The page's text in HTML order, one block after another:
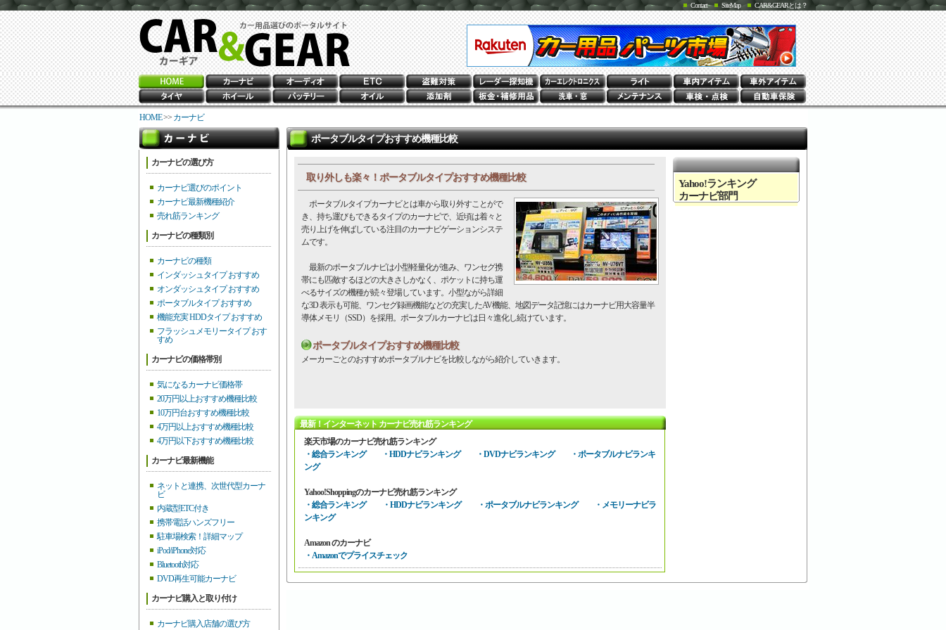
CAR&GEARとは？
SiteMap
Contact
HOME>> カーナビ
カーナビの選び方
カーナビ選びのポイント
カーナビ最新機種紹介
売れ筋ランキング
カーナビの種類別
カーナビの種類
インダッシュタイプ おすすめ
オンダッシュタイプ おすすめ
ポータブルタイプ おすすめ
機能充実 HDDタイプ おすすめ
フラッシュメモリータイプ おす
すめ
カーナビの価格帯別
気になるカーナビ価格帯
20万円以上おすすめ機種比較
10万円台おすすめ機種比較
4万円以上おすすめ機種比較
4万円以下おすすめ機種比較
カーナビ最新機能
ネットと連携、次世代型カーナ
ビ
内蔵型ETC付き
携帯電話ハンズフリー
駐車場検索！詳細マップ
iPod/iPhone対応
Bluetooth対応
DVD再生可能カーナビ
カーナビ購入と取り付け
カーナビ購入店舗の選び方
ポータブルタイプおすすめ機種比較
取り外しも楽々！ポータブルタイプおすすめ機種比較
ポータブルタイプカーナビとは車から取り外すことがで
き、持ち運びもできるタイプのカーナビで、近頃は着々と
売り上げを伸ばしている注目のカーナビゲーションシステ
ムです。
最新のポータブルナビは小型軽量化が進み、ワンセグ携
帯にも匹敵するほどの大きさしかなく、ポケットに持ち運
べるサイズの機種が続々登場しています。小型ながら詳細
な3D 表示も可能、ワンセグ録画機能などの充実したAV機能、地図データ記憶にはカーナビ用大容量半
導体メモリ（SSD）を採用。ポータブルカーナビは日々進化し続けています。
ポータブルタイプおすすめ機種比較
メーカーごとのおすすめポータブルナビを比較しながら紹介していきます。
最新！インターネット カーナビ売れ筋ランキング
楽天市場のカーナビ売れ筋ランキング
・総合ランキング
・HDDナビランキング ・DVDナビランキング
・ポータブルナビランキ
ング
Yahoo!Shoppingのカーナビ売れ筋ランキング
・総合ランキング
・HDDナビランキング ・ポータブルナビランキング
・メモリーナビラ
ンキング
Amazon のカーナビ
・Amazonでプライスチェック
Yahoo!ランキング
カーナビ部門